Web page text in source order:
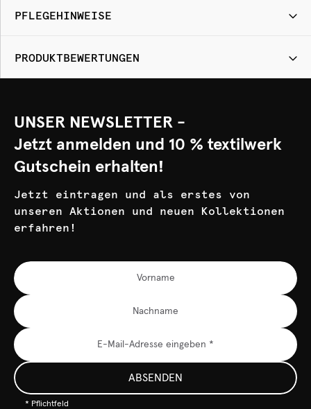
PFLEGEHINWEISE
PRODUKTBEWERTUNGEN
UNSER NEWSLETTER -
Jetzt anmelden und 10 % textilwerk
Gutschein erhalten!
Jetzt eintragen und als erstes von
unseren Aktionen und neuen Kollektionen
erfahren!
ABSENDEN
* Pflichtfeld